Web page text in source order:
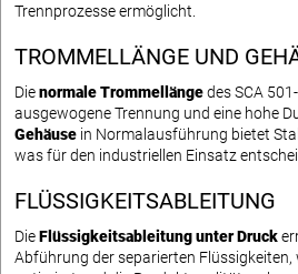
Trennprozesse ermöglicht.
TROMMELLÄNGE UND
Dienormale Trommellängedes SCA
ausgewogene Trennung und eine hohe
Gehäuse in Normalausführung bietet
was für den industriellen Einsatz
FLÜSSIGKEITSABLEITUNG
DieFlüssigkeitsableitung unter Druck
Abführung der separierten